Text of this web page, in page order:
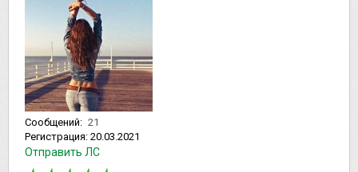
Сообщений: 21
Регистрация: 20.03.2021
Отправить ЛС